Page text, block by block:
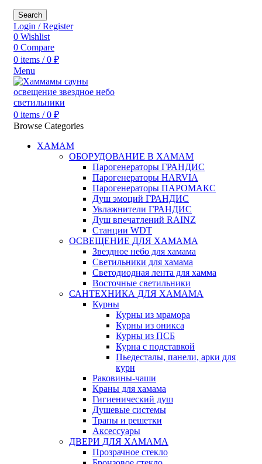
Search
Login / Register
0 Wishlist
0 Compare
0 items / 0 ₽
Menu
0 items / 0 ₽
Browse Categories
ХАМАМ
ОБОРУДОВАНИЕ В ХАМАМ
Парогенераторы ГРАНДИС
Парогенераторы HARVIA
Парогенераторы ПАРОМАКС
Душ эмоций ГРАНДИС
Увлажнители ГРАНДИС
Душ впечатлений RAINZ
Станции WDT
ОСВЕЩЕНИЕ ДЛЯ ХАМАМА
Звездное небо для хамама
Светильники для хамама
Светодиодная лента для хамма
Восточные светильники
САНТЕХНИКА ДЛЯ ХАМАМА
Курны
Курны из мрамора
Курны из оникса
Курны из ПСБ
Курна с подставкой
Пьедесталы, панели, арки для
курн
Раковины-чаши
Краны для хамама
Гигиенический душ
Душевые системы
Трапы и решетки
Аксессуары
ДВЕРИ ДЛЯ ХАМАМА
Прозрачное стекло